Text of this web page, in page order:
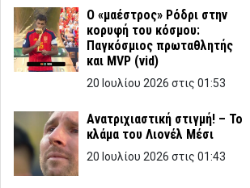
Ο «μαέστρος» Ρόδρι στην
κορυφή του κόσμου:
Παγκόσμιος πρωταθλητής
και MVP (vid)
20 Ιουλίου 2026 στις 01:53
Ανατριχιαστική στιγμή! – Το
κλάμα του Λιονέλ Μέσι
20 Ιουλίου 2026 στις 01:43